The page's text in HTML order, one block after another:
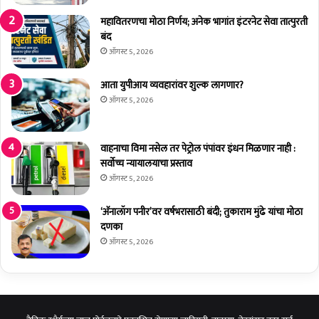
जी
ब्रि
ग
ड
ची
मा
ग
णी
ई
फु
ले
यां
ना
ज
यं
ती
नि
मि
त्त
अ
भि
वा
द
न
महावितरणचा मोठा निर्णय; अनेक भागांत इंटरनेट सेवा तात्पुरती
बंद
ऑगस्ट 5, 2026
आता युपीआय व्यवहारांवर शुल्क लागणार?
ऑगस्ट 5, 2026
वाहनाचा विमा नसेल तर पेट्रोल पंपांवर इंधन मिळणार नाही :
सर्वोच्च न्यायालयाचा प्रस्ताव
ऑगस्ट 5, 2026
‘अ‍ॅनालॉग पनीर’वर वर्षभरासाठी बंदी; तुकाराम मुंढे यांचा मोठा
दणका
ऑगस्ट 5, 2026